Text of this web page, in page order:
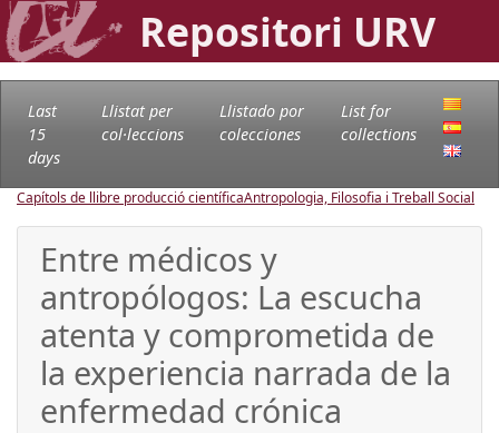
Repositori URV
Last
15
days
Llistat per
col·leccions
Llistado por
colecciones
List for
collections
Capítols de llibre producció científicaAntropologia, Filosofia i Treball Social
Entre médicos y
antropólogos: La escucha
atenta y comprometida de
la experiencia narrada de la
enfermedad crónica